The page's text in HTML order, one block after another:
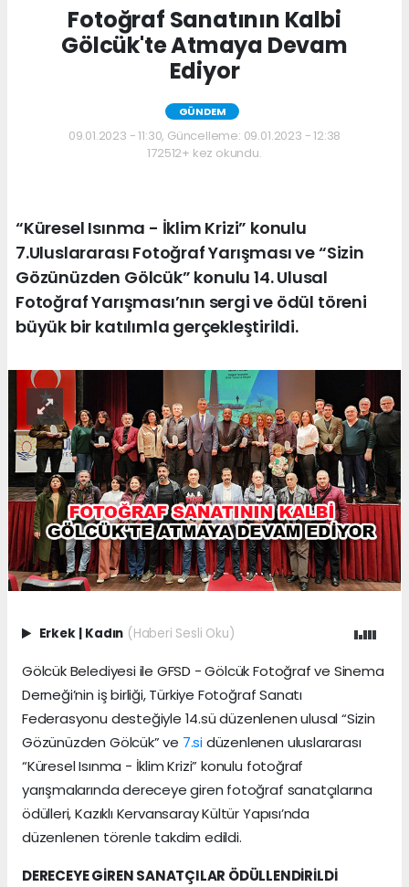
Fotoğraf Sanatının Kalbi
Gölcük'te Atmaya Devam
Ediyor
GÜNDEM
09.01.2023 - 11:30, Güncelleme: 09.01.2023 - 12:38
172512+ kez okundu.
“Küresel Isınma - İklim Krizi” konulu
7.Uluslararası Fotoğraf Yarışması ve “Sizin
Gözünüzden Gölcük” konulu 14. Ulusal
Fotoğraf Yarışması’nın sergi ve ödül töreni
büyük bir katılımla gerçekleştirildi.
Erkek | Kadın (Haberi Sesli Oku)
Gölcük Belediyesi ile GFSD - Gölcük Fotoğraf ve Sinema
Derneği’nin iş birliği, Türkiye Fotoğraf Sanatı
Federasyonu desteğiyle 14.sü düzenlenen ulusal “Sizin
Gözünüzden Gölcük” ve 7.sidüzenlenen uluslararası
“Küresel Isınma - İklim Krizi” konulu fotoğraf
yarışmalarında dereceye giren fotoğraf sanatçılarına
ödülleri, Kazıklı Kervansaray Kültür Yapısı’nda
düzenlenen törenle takdim edildi.
DERECEYE GİREN SANATÇILAR ÖDÜLLENDİRİLDİ